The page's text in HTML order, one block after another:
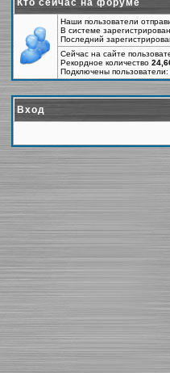
Кто сейчас на форуме
Наши пользователи
В системе
Последний
Сейчас на сайте
Рекордное количество
Подключены пользователи:
Вход